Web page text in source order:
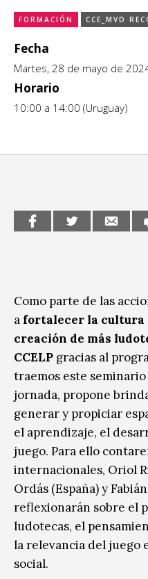
CCE en el interior/libros
Espacio itinerante de
Exposiciones
Género y Diversidad
Letras
Música
FORMACIÓN CCE_MVD
Fecha
Martes, 28 de mayo de
Horario
10:00 a 14:00 (Uruguay)
Como parte de las
a fortalecer la cultura
creación de más
CCELP gracias al
traemos este
jornada, propone
generar y propiciar
el aprendizaje, el
juego. Para ello
internacionales, Oriol
Ordás (España) y
reflexionarán sobre el
ludotecas, el
la relevancia del juego
social.